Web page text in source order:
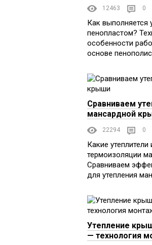
12463 0
Как выполняется
пенопластом?
особенности
основе
Сравниваем
мансардной
22294 0
Какие
термоизоляции
Сравниваем
для утепления
Утепление
— технология